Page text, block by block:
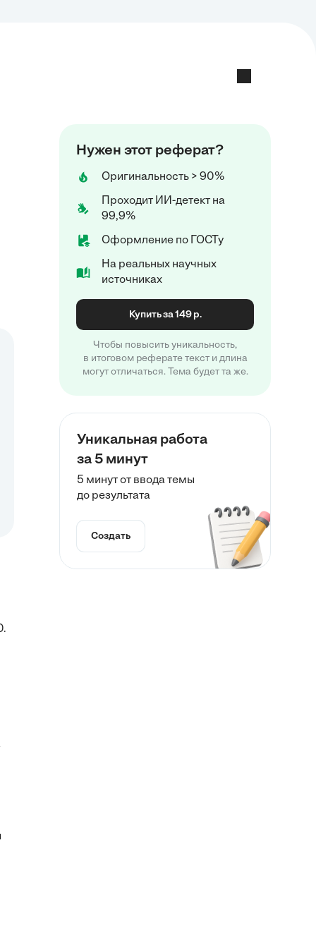
Нужен этот реферат?
Оригинальность > 90%
Проходит ИИ-детект на
99,9%
Оформление по ГОСТу
На реальных научных
источниках
Купить за 149 р.
Чтобы повысить уникальность,
в итоговом реферате текст и длина
могут отличаться. Тема будет та же.
Уникальная работа
за 5 минут
5 минут от ввода темы
до результата
Создать